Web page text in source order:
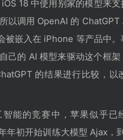
18 中使用别家的模型来支
以调用 OpenAI 的 ChatGPT
被嵌入在 iPhone 等产品中
己的 AI 模型来驱动这个框架
的结果进行比较，以
能的竞赛中，苹果似乎已
年初开始训练大模型 Ajax，